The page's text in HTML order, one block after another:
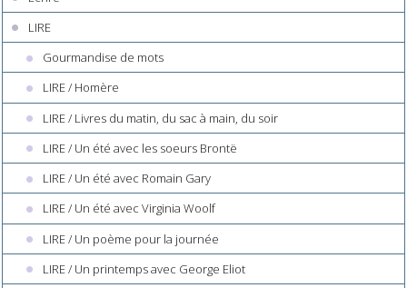
LIRE
Gourmandise de mots
LIRE / Homère
LIRE / Livres du matin, du sac à main, du soir
LIRE / Un été avec les soeurs Brontë
LIRE / Un été avec Romain Gary
LIRE / Un été avec Virginia Woolf
LIRE / Un poème pour la journée
LIRE / Un printemps avec George Eliot